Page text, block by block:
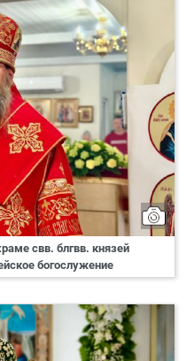
свв. блгвв. князей
богослужение